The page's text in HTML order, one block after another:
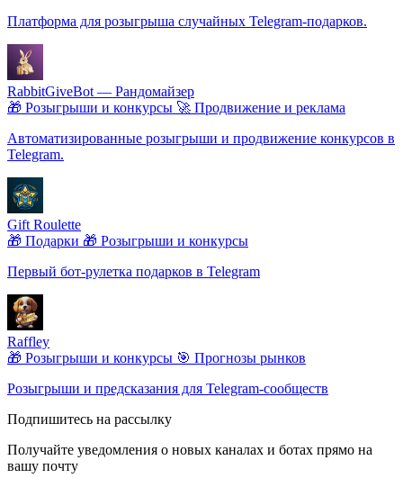
Платформа для розыгрыша случайных Telegram-подарков.
RabbitGiveBot — Рандомайзер
🎁 Розыгрыши и конкурсы 🚀 Продвижение и реклама
Автоматизированные розыгрыши и продвижение конкурсов в
Telegram.
Gift Roulette
🎁 Подарки 🎁 Розыгрыши и конкурсы
Первый бот-рулетка подарков в Telegram
Raffley
🎁 Розыгрыши и конкурсы 🎯 Прогнозы рынков
Розыгрыши и предсказания для Telegram-сообществ
Подпишитесь на рассылку
Получайте уведомления о новых каналах и ботаx прямо на
вашу почту